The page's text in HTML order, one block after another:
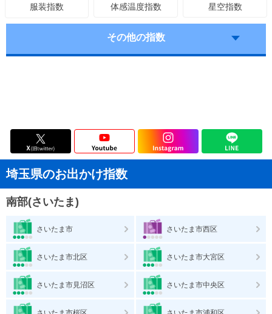
服装指数 体感温度指数 星空指数
その他の指数
埼玉県のお出かけ指数
南部(さいたま)
さいたま市 さいたま市西区
さいたま市北区 さいたま市大宮区
さいたま市見沼区 さいたま市中央区